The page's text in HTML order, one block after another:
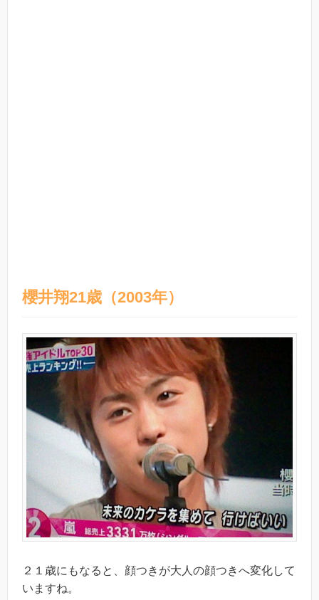
櫻井翔21歳（2003年）
２１歳にもなると、顔つきが大人の顔つきへ変化して
いますね。